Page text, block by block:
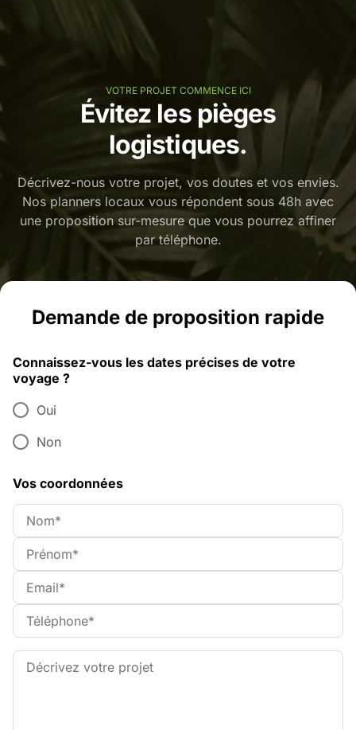
VOTRE PROJET COMMENCE ICI
Évitez les pièges
logistiques.
Décrivez-nous votre projet, vos doutes et vos envies.
Nos planners locaux vous répondent sous 48h avec
une proposition sur-mesure que vous pourrez affiner
par téléphone.
Demande de proposition rapide
Connaissez-vous les dates précises de votre
voyage ?
Oui
Non
Vos coordonnées